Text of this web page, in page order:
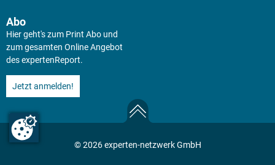
Abo
Hier geht's zum Print Abo und
zum gesamten Online Angebot
des expertenReport.
Jetzt anmelden!
© 2026 experten-netzwerk GmbH